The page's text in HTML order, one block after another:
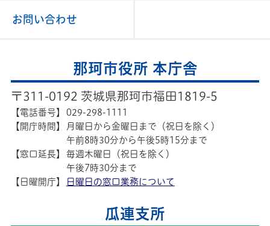
お問い合わせ
那珂市役所 本庁舎
〒311-0192 茨城県那珂市福田1819-5
【電話番号】
029-298-1111
【開庁時間】
月曜日から金曜日まで（祝日を除く）
午前8時30分から午後5時15分まで
【窓口延長】
毎週木曜日（祝日を除く）
午後7時30分まで
【日曜開庁】
日曜日の窓口業務について
瓜連支所